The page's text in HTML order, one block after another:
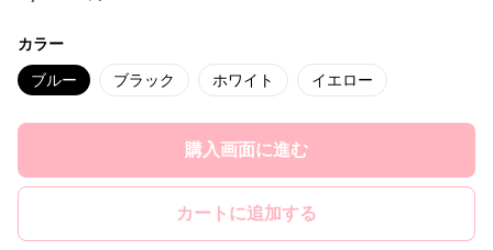
カラー
ブルー ブラック ホワイト イエロー
購入画面に進む
カートに追加する